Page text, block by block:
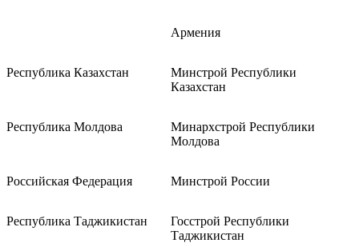
Армения
Республика Казахстан
Минстрой Республики
Казахстан
Республика Молдова
Минархстрой Республики
Молдова
Российская Федерация Минстрой России
Республика Таджикистан
Госстрой Республики
Таджикистан